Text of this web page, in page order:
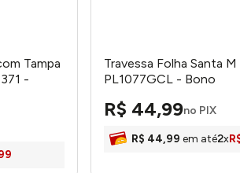
Tampa
-
Travessa Folha Santa
PL1077GCL - Bono
R$ 44,99no PIX
R$ 44,99 em até2x